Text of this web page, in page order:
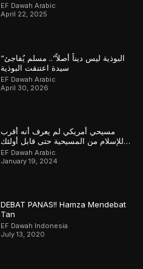
EF Dawah Arabic
April 22, 2025
“البوذية ليس ديناً أصلاً”.. مسلم يُفاجئ
سيدة اعتنقت البوذية
EF Dawah Arabic
April 30, 2026
مسيحي أمريكي لم يعرف أنه أقرب
للإسلام من المسيحية حتى قابل أولئك
المسلمين
EF Dawah Arabic
January 19, 2024
DEBAT PANAS!! Hamza Mendebat
Tan
EF Dawah Indonesia
July 13, 2020